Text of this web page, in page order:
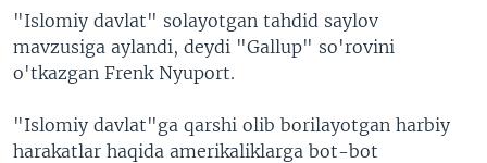
"Islomiy davlat" solayotgan tahdid saylov
mavzusiga aylandi, deydi "Gallup" so'rovini
o'tkazgan Frenk Nyuport.
"Islomiy davlat"ga qarshi olib borilayotgan harbiy
harakatlar haqida amerikaliklarga bot-bot